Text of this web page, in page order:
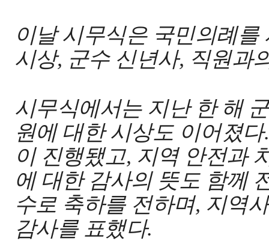
이날 시무식은 국민의례를
시상, 군수 신년사, 직원과
시무식에서는 지난 한 해
원에 대한 시상도 이어졌다
이 진행됐고, 지역 안전과
에 대한 감사의 뜻도 함께
수로 축하를 전하며, 지역
감사를 표했다.